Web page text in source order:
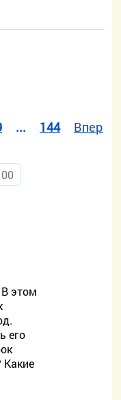
... 144 Вперед
этом
его
Какие